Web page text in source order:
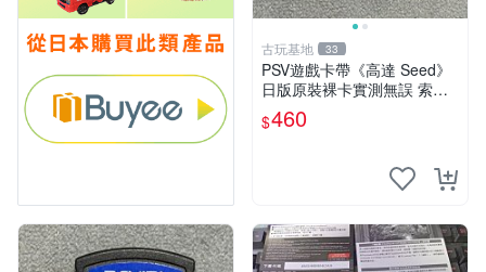
古玩基地 33
PSV遊戲卡帶《高達 Seed》
日版原裝裸卡實測無誤 索尼
專機獨享嚴選推薦 psv 高達
無誤卡帶
$460